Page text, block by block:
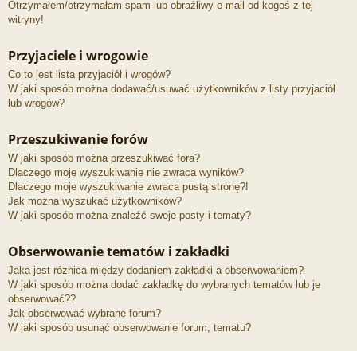
Otrzymałem/otrzymałam spam lub obraźliwy e-mail od kogoś z tej
witryny!
Przyjaciele i wrogowie
Co to jest lista przyjaciół i wrogów?
W jaki sposób można dodawać/usuwać użytkowników z listy przyjaciół
lub wrogów?
Przeszukiwanie forów
W jaki sposób można przeszukiwać fora?
Dlaczego moje wyszukiwanie nie zwraca wyników?
Dlaczego moje wyszukiwanie zwraca pustą stronę?!
Jak można wyszukać użytkowników?
W jaki sposób można znaleźć swoje posty i tematy?
Obserwowanie tematów i zakładki
Jaka jest różnica między dodaniem zakładki a obserwowaniem?
W jaki sposób można dodać zakładkę do wybranych tematów lub je
obserwować??
Jak obserwować wybrane forum?
W jaki sposób usunąć obserwowanie forum, tematu?